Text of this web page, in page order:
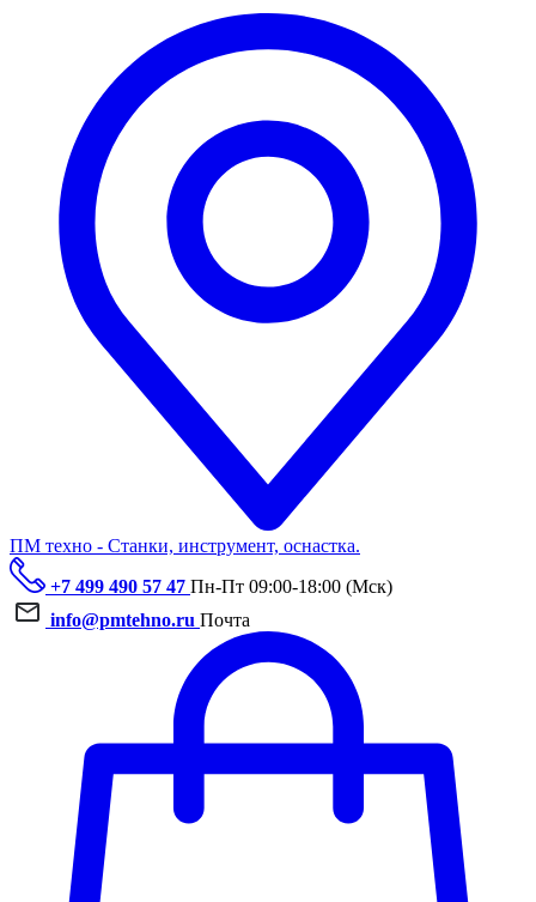
ПМ техно - Станки, инструмент, оснастка.
+7 499 490 57 47 Пн-Пт 09:00-18:00 (Мск)
info@pmtehno.ru Почта